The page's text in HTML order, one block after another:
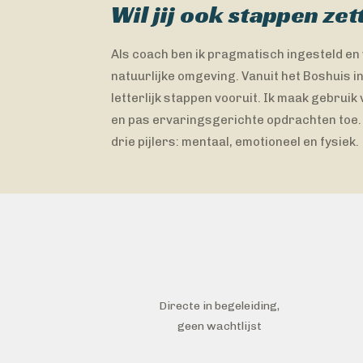
Wil jij ook stappen
Als coach ben ik pragmatisch ingesteld
natuurlijke omgeving. Vanuit het Boshuis
letterlijk stappen vooruit. Ik maak gebruik
en pas ervaringsgerichte opdrachten
drie pijlers: mentaal, emotioneel en fysiek.
Directe in begeleiding,
geen wachtlijst